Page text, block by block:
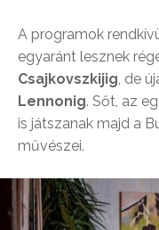
A programok
egyaránt lesznek
Csajkovszkijig, de
Lennonig. Sőt, az
is játszanak majd a
művészei.